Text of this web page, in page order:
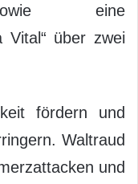
sowie eine
Vital“ über zwei
fördern und
Waltraud
und